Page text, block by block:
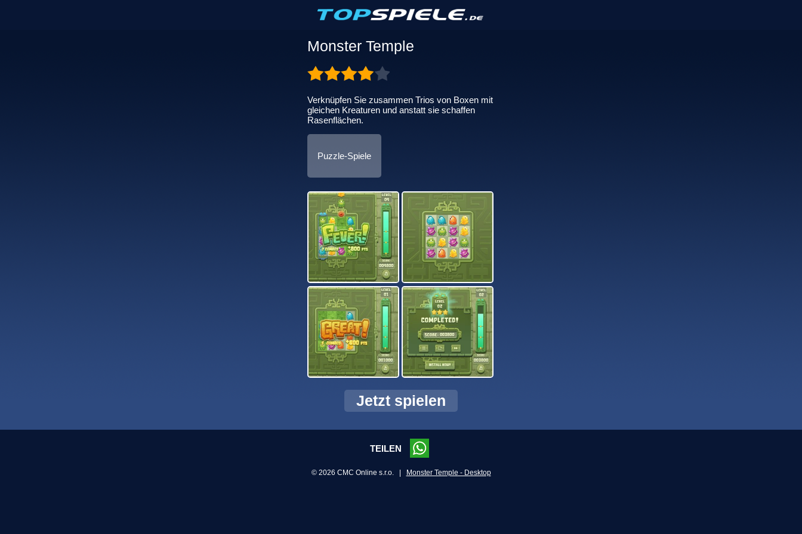
Monster Temple
Verknüpfen Sie zusammen Trios von Boxen mit
gleichen Kreaturen und anstatt sie schaffen
Rasenflächen.
Puzzle-Spiele
Jetzt spielen
TEILEN
© 2026 CMC Online s.r.o. | Monster Temple - Desktop